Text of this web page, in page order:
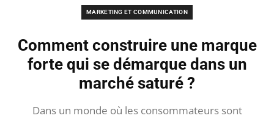
MARKETING ET COMMUNICATION
Comment construire une marque
forte qui se démarque dans un
marché saturé ?
Dans un monde où les consommateurs sont